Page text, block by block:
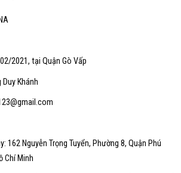
2021, tại Quận Gò Vấp
Khánh
162 Nguyễn Trọng Tuyển, Phường 8, Quận Phú
Chí Minh